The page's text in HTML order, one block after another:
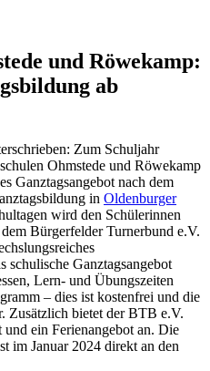
und Röwekamp:
ab
Zum Schuljahr
Ohmstede und Röwekamp
Ganztagsangebot nach dem
in Oldenburger
wird den Schülerinnen
Bürgerfelder Turnerbund e.V.
schulische Ganztagsangebot
Lern- und Übungszeiten
– dies ist kostenfrei und die
Zusätzlich bietet der BTB e.V.
ein Ferienangebot an. Die
im Januar 2024 direkt an den